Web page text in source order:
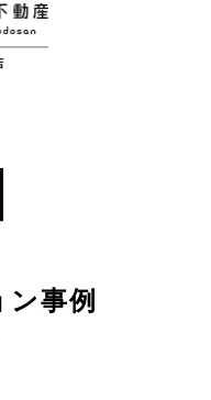
事例